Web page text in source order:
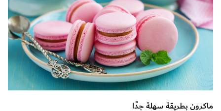
ماكرون بطريقة سهلة جدًا